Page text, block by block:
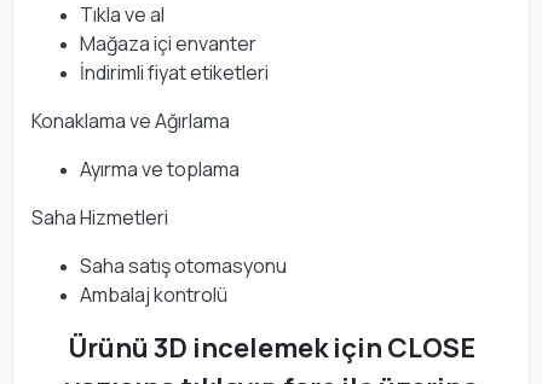
Tıkla ve al
Mağaza içi envanter
İndirimli fiyat etiketleri
Konaklama ve Ağırlama
Ayırma ve toplama
Saha Hizmetleri
Saha satış otomasyonu
Ambalaj kontrolü
Ürünü 3D incelemek için CLOSE